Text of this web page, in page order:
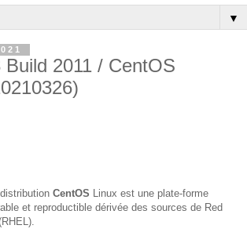
▼
2011 / CentOS
CentOS Linux est une plate-forme
et reproductible dérivée des sources de Red